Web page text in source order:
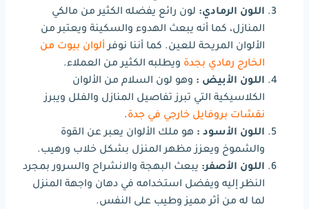
اللون الرمادي: لون رائع يفضله الكثير من مالكي
المنازل، كما أنه يبعث الهدوء والسكينة ويعتبر من
الألوان المريحة للعين. كما أننا نوفرألوان بيوت من
الخارج رمادي بجدة ويطلبه الكثير من العملاء.
اللون الأبيض : وهو لون السلام من الألوان
الكلاسيكية التي تبرز تفاصيل المنازل والفلل ويبرز
نقشات بروفايل خارجي في جدة.
اللون الأسود : هو ملك الألوان يعبر عن القوة
والشموخ ويعزز مظهر المنزل بشكل خلاب ورهيب.
اللون الأصفر: يبعث البهجة والانشراح والسرور بمجرد
النظر إليه ويفضل استخدامه في دهان واجهة المنزل
لما له من أثر مميز وطيب على النفس.